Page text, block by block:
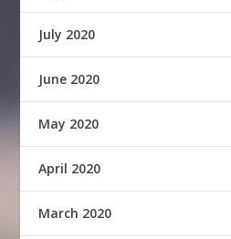
July 2020
June 2020
May 2020
April 2020
March 2020